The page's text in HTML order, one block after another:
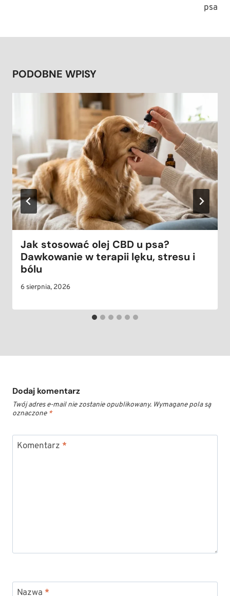
psa
PODOBNE WPISY
Jak stosować olej CBD u psa?
Dawkowanie w terapii lęku, stresu i
bólu
6 sierpnia, 2026
Dodaj komentarz
Twój adres e-mail nie zostanie opublikowany. Wymagane pola są
oznaczone *
Komentarz *
Nazwa *